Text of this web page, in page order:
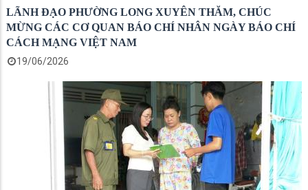
LÃNH ĐẠO PHƯỜNG LONG XUYÊN THĂM, CHÚC
MỪNG CÁC CƠ QUAN BÁO CHÍ NHÂN NGÀY BÁO CHÍ
CÁCH MẠNG VIỆT NAM
19/06/2026